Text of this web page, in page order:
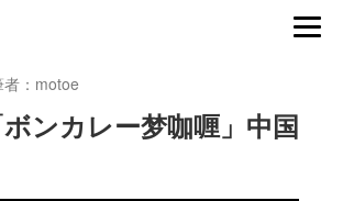
者：motoe
ンカレー梦咖喱」中国